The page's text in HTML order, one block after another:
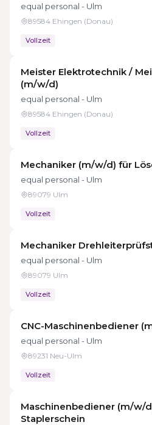
equal personal - Ulm
89584 Ehingen (Donau)
Vollzeit
Meister Elektrotechnik /
(m/w/d)
equal personal - Ulm
89584 Ehingen (Donau)
Vollzeit
Mechaniker (m/w/d) für
equal personal - Ulm
89079 Ulm
Vollzeit
Mechaniker
equal personal - Ulm
89079 Ulm
Vollzeit
CNC-Maschinenbediener
equal personal - Ulm
89231 Neu-Ulm
Vollzeit
Maschinenbediener (m/w/
Staplerschein